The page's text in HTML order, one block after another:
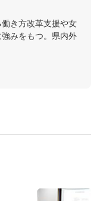
き方改革支援や女
みをもつ。県内外